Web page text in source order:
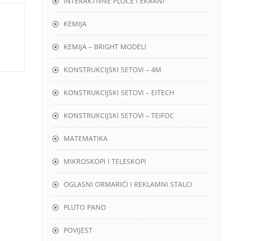
KEMIJA
KEMIJA – BRIGHT MODELI
KONSTRUKCIJSKI SETOVI – 4M
KONSTRUKCIJSKI SETOVI – EITECH
KONSTRUKCIJSKI SETOVI – TEIFOC
MATEMATIKA
MIKROSKOPI I TELESKOPI
OGLASNI ORMARIĆI I REKLAMNI STALCI
PLUTO PANO
POVIJEST